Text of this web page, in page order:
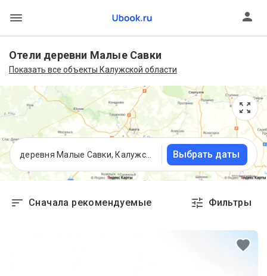
Отели деревни Малые Савки
Показать все объекты Калужской области
деревня Малые Савки, Калужская область Выбрать даты
Сначала рекомендуемые Фильтры